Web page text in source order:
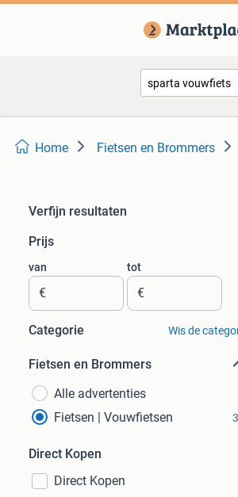
Home Fietsen en Brommers
Verfijn resultaten
Prijs
van
€
tot
€
Categorie Wis de
Fietsen en Brommers
Alle advertenties
Fietsen | Vouwfietsen
Direct Kopen
Direct Kopen